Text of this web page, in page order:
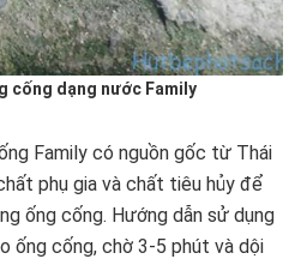
cống dạng nước Family
Family có nguồn gốc từ Thái
phụ gia và chất tiêu hủy để
ống cống. Hướng dẫn sử dụng
ống cống, chờ 3-5 phút và dội